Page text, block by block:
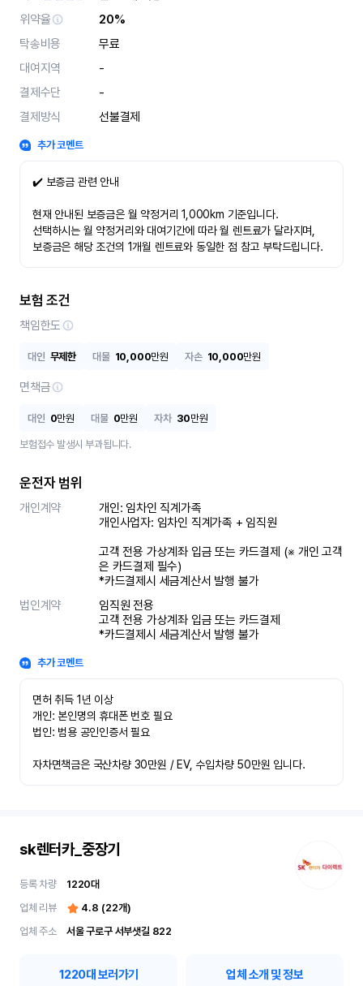
위약율
20%
탁송비용
무료
대여지역
-
결제수단
-
결제방식
선불결제
추가 코멘트
✔️ 보증금 관련 안내
현재 안내된 보증금은 월 약정거리 1,000km 기준입니다.
선택하시는 월 약정거리와 대여기간에 따라 월 렌트료가 달라지며,
보증금은 해당 조건의 1개월 렌트료와 동일한 점 참고 부탁드립니다.
보험 조건
책임한도
대인 무제한 대물 10,000만원 자손 10,000만원
면책금
대인 0만원 대물 0만원 자차 30만원
보험접수 발생시 부과됩니다.
운전자 범위
개인계약
개인: 임차인 직계가족
개인사업자: 임차인 직계가족 + 임직원
고객 전용 가상계좌 입금 또는 카드결제 (※ 개인 고객
은 카드결제 필수)
*카드결제시 세금계산서 발행 불가
법인계약
임직원 전용
고객 전용 가상계좌 입금 또는 카드결제
*카드결제시 세금계산서 발행 불가
추가 코멘트
면허 취득 1년 이상
개인: 본인명의 휴대폰 번호 필요
법인: 범용 공인인증서 필요
자차면책금은 국산차량 30만원 / EV, 수입차량 50만원 입니다.
sk렌터카_중장기
등록 차량 1220대
업체 리뷰
4.8 (22개)
업체 주소
서울 구로구 서부샛길 822
1220대 보러가기 업체 소개 및 정보